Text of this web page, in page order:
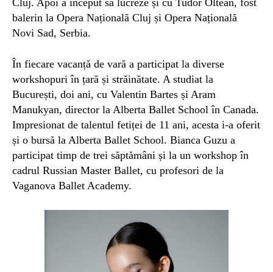
balerin la Opera Națională Cluj și Opera Națională
Novi Sad, Serbia.
În fiecare vacanță de vară a participat la diverse
workshopuri în țară și străinătate. A studiat la
București, doi ani, cu Valentin Bartes și Aram
Manukyan, director la Alberta Ballet School în Canada.
Impresionat de talentul fetiței de 11 ani, acesta i-a oferit
și o bursă la Alberta Ballet School. Bianca Guzu a
participat timp de trei săptămâni și la un workshop în
cadrul Russian Master Ballet, cu profesori de la
Vaganova Ballet Academy.